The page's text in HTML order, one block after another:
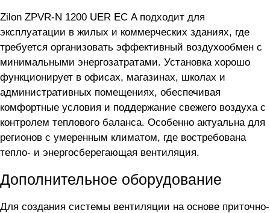
Zilon ZPVR-N 1200 UER ЕС A подходит для
эксплуатации в жилых и коммерческих зданиях, где
требуется организовать эффективный воздухообмен с
минимальными энергозатратами. Установка хорошо
функционирует в офисах, магазинах, школах и
административных помещениях, обеспечивая
комфортные условия и поддержание свежего воздуха с
контролем теплового баланса. Особенно актуальна для
регионов с умеренным климатом, где востребована
тепло- и энергосберегающая вентиляция.
Дополнительное оборудование
Для создания системы вентиляции на основе приточно-